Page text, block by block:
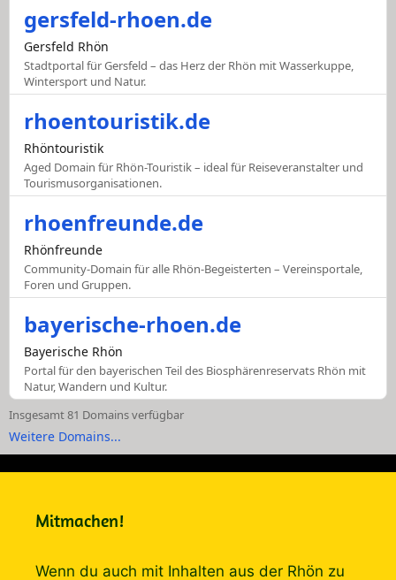
gersfeld-rhoen.de
Gersfeld Rhön
Stadtportal für Gersfeld – das Herz der Rhön mit Wasserkuppe,
Wintersport und Natur.
rhoentouristik.de
Rhöntouristik
Aged Domain für Rhön-Touristik – ideal für Reiseveranstalter und
Tourismusorganisationen.
rhoenfreunde.de
Rhönfreunde
Community-Domain für alle Rhön-Begeisterten – Vereinsportale,
Foren und Gruppen.
bayerische-rhoen.de
Bayerische Rhön
Portal für den bayerischen Teil des Biosphärenreservats Rhön mit
Natur, Wandern und Kultur.
Insgesamt 81 Domains verfügbar
Weitere Domains...
Mitmachen!
Wenn du auch mit Inhalten aus der Rhön zu